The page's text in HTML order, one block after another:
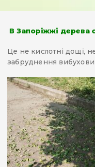
В Запоріжжі дерева
Це не кислотні дощі,
забруднення